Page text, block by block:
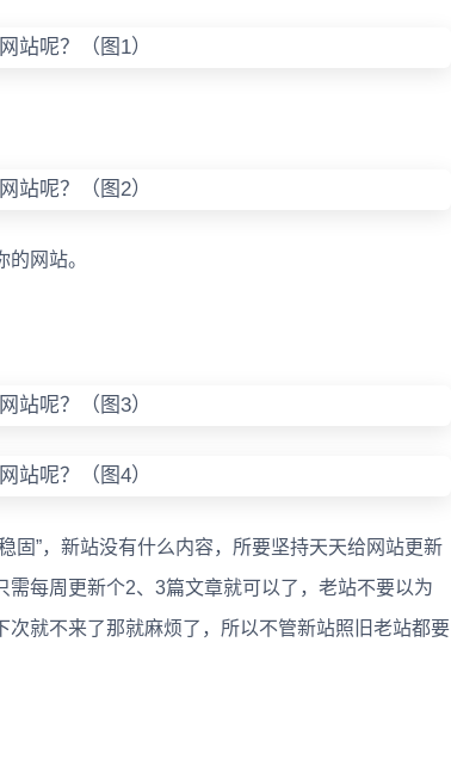
网站。
”，新站没有什么内容，所要坚持天天给网站更新
每周更新个2、3篇文章就可以了，老站不要以为
就不来了那就麻烦了，所以不管新站照旧老站都要